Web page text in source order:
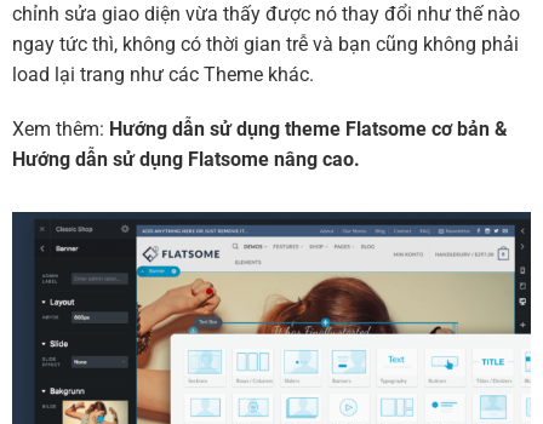
chỉnh sửa giao diện vừa thấy được nó thay đổi như thế nào
ngay tức thì, không có thời gian trễ và bạn cũng không phải
load lại trang như các Theme khác.
Xem thêm: Hướng dẫn sử dụng theme Flatsome cơ bản &
Hướng dẫn sử dụng Flatsome nâng cao.